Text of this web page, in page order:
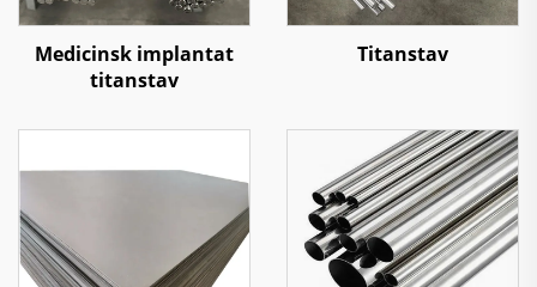
Medicinsk implantat
titanstav
Titanstav